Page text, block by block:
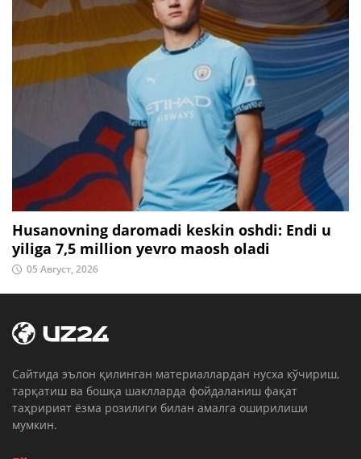
Husanovning daromadi keskin oshdi: Endi u
yiliga 7,5 million yevro maosh oladi
05 Август, 2026
Cайтида эълон қилинган материаллардан нусха кўчириш,
тарқатиш ва бошқа шаклларда фойдаланиш фақат
таҳририят ёзма розилиги билан амалга оширилиши
мумкин.